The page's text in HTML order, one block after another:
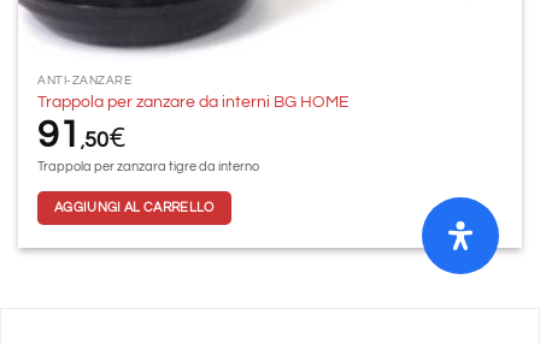
ANTI-ZANZARE
Trappola per zanzare da interni BG HOME
91,50€
Trappola per zanzara tigre da interno
AGGIUNGI AL CARRELLO